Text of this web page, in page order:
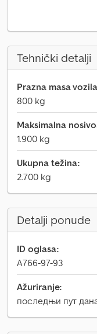
Tehnički detalji
Prazna masa
800 kg
Maksimalna
1.900 kg
Ukupna težina:
2.700 kg
Detalji ponude
ID oglasa:
A766-97-93
Ažuriranje:
последњи пут